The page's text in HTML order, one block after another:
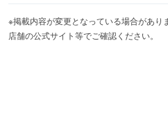
※掲載内容が変更となっている場合があり
店舗の公式サイト等でご確認ください。